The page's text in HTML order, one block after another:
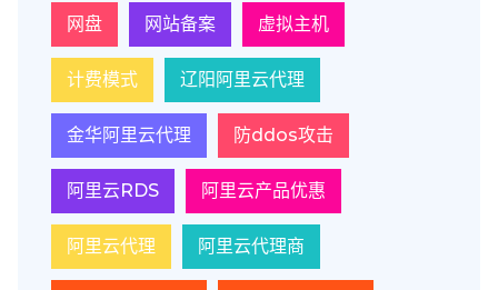
网盘 网站备案 虚拟主机
计费模式 辽阳阿里云代理
金华阿里云代理 防ddos攻击
阿里云RDS 阿里云产品优惠
阿里云代理 阿里云代理商